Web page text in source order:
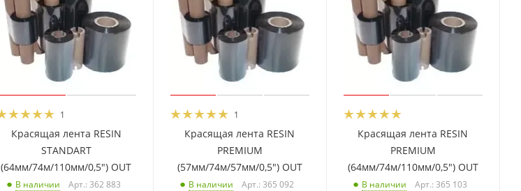
1
Красящая лента RESIN
STANDART
(64мм/74м/110мм/0,5") OUT
В наличии Арт.: 362 883
1
Красящая лента RESIN
PREMIUM
(57мм/74м/57мм/0,5") OUT
В наличии Арт.: 365 092
Красящая лента RESIN
PREMIUM
(64мм/74м/110мм/0,5") OUT
В наличии Арт.: 365 103